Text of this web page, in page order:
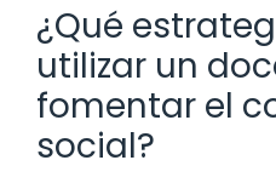
¿Qué
utilizar un
fomentar el
social?